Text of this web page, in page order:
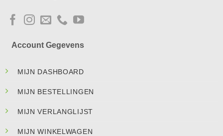
Account Gegevens
MIJN DASHBOARD
MIJN BESTELLINGEN
MIJN VERLANGLIJST
MIJN WINKELWAGEN